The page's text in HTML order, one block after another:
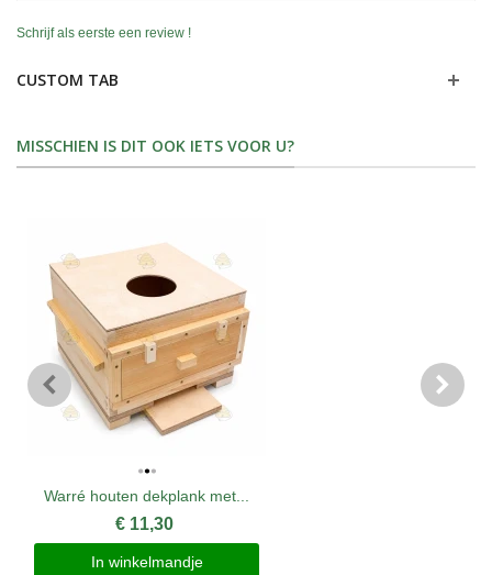
Schrijf als eerste een review !
CUSTOM TAB
MISSCHIEN IS DIT OOK IETS VOOR U?
Warré houten dekplank met...
€ 11,30
In winkelmandje